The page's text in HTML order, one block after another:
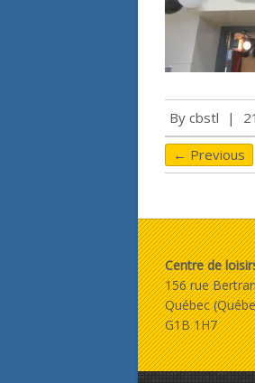
By cbstl |
← Previous
Centre de
156 rue
Québec
G1B 1H7